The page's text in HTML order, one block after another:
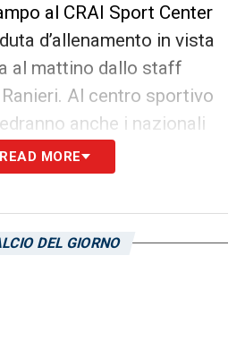
al CRAI Sport Center
d’allenamento in vista
al mattino dallo staff
Al centro sportivo
anche i nazionali
Wieteska,
che si rimetteranno a
sfida contro i brianzoli di
READ MORE
DEL GIORNO